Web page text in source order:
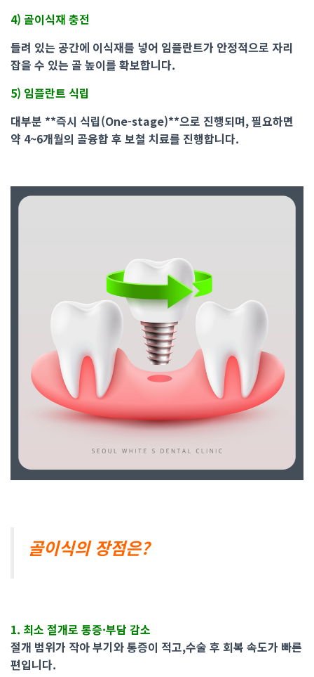
4) 골이식재 충전
들려 있는 공간에 이식재를 넣어 임플란트가 안정적으로 자리
잡을 수 있는 골 높이를 확보합니다.
5) 임플란트 식립
대부분 **즉시 식립(One-stage)**으로 진행되며, 필요하면
약 4~6개월의 골융합 후 보철 치료를 진행합니다.
골이식의 장점은?
1. 최소 절개로 통증·부담 감소
절개 범위가 작아 부기와 통증이 적고,수술 후 회복 속도가 빠른
편입니다.